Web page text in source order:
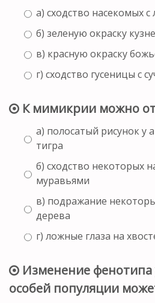
а) сходство насекомых
б) зеленую окраску
в) красную окраску
г) сходство гусеницы с
К мимикрии можно
а) полосатый рисунок у
тигра
б) сходство некоторых
муравьями
в) подражание
дерева
г) ложные глаза на
Изменение фенотипа
особей популяции